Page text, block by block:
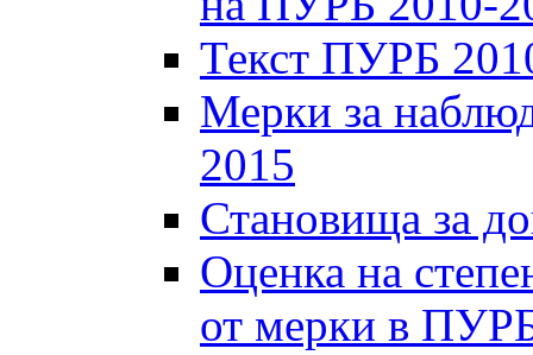
Текст ПУРБ
Мерки за
2015
Становища за
Оценка на
от мерки в